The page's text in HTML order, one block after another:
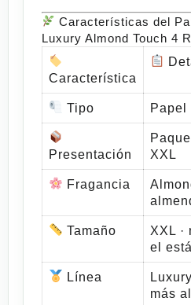
Características del
Luxury Almond Touch 4
Característica
Tipo
Presentación
XXL
Fragancia
Tamaño
XXL ·
el
Línea
más